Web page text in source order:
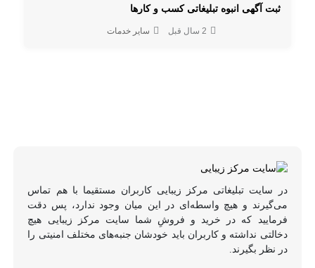
ثبت آگهی انبوه تبلیغاتی کسب و کارها
2 سال قبل سایر خدمات
در سایت تبلیغاتی مرکز زیبایی کاربران مستقیما با هم تماس
می‌گیرند و هیچ واسطه‌ای در این میان وجود ندارد، پس دقت
فرمایید که در خرید و فروشِ شما سایت مرکز زیبایی هیچ
دخالتی نداشته و کاربران باید خودشان جنبه‌های مختلف امنیتی را
در نظر بگیرند.